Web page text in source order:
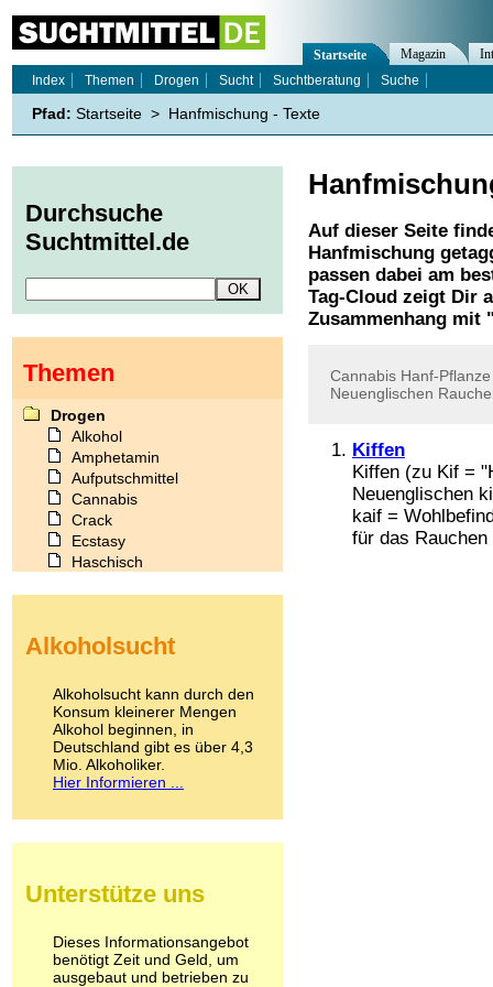
Auf dieser Seite
Hanfmischung
passen dabei am
Tag-Cloud zeigt Dir
Zusammenhang mit
Cannabis Hanf-Pflanze
Neuenglischen
Kiffen
Kiffen (zu Kif =
Neuenglischen
kaif =
für das
Startseite Magazin
Index
Themen Drogen Sucht Suchtberatung Suche
Pfad: Startseite > Hanfmischung - Texte
Durchsuche
Suchtmittel.de
Themen
Drogen
Alkohol
Amphetamin
Aufputschmittel
Cannabis
Crack
Ecstasy
Haschisch
Kokain
LSD
Marihuana
Medikamente
Meskalin
Metamphetamin
Methadon
Pilze
Psychopharmaka
Schlafmittel
Schmerzmittel
Alkoholsucht
Alkoholsucht kann durch den
Konsum kleinerer Mengen
Alkohol beginnen, in
Deutschland gibt es über 4,3
Mio. Alkoholiker.
Hier Informieren ...
Unterstütze uns
Dieses Informationsangebot
benötigt Zeit und Geld, um
ausgebaut und betrieben zu